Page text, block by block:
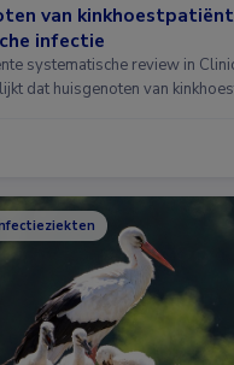
van
infectie
systematische review in
dat huisgenoten van